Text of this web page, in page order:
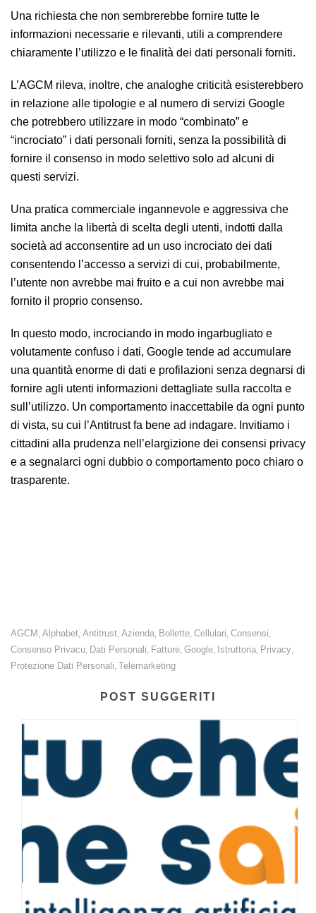
Una richiesta che non sembrerebbe fornire tutte le
informazioni necessarie e rilevanti, utili a comprendere
chiaramente l’utilizzo e le finalità dei dati personali forniti.
L’AGCM rileva, inoltre, che analoghe criticità esisterebbero
in relazione alle tipologie e al numero di servizi Google
che potrebbero utilizzare in modo “combinato” e
“incrociato” i dati personali forniti, senza la possibilità di
fornire il consenso in modo selettivo solo ad alcuni di
questi servizi.
Una pratica commerciale ingannevole e aggressiva che
limita anche la libertà di scelta degli utenti, indotti dalla
società ad acconsentire ad un uso incrociato dei dati
consentendo l’accesso a servizi di cui, probabilmente,
l’utente non avrebbe mai fruito e a cui non avrebbe mai
fornito il proprio consenso.
In questo modo, incrociando in modo ingarbugliato e
volutamente confuso i dati, Google tende ad accumulare
una quantità enorme di dati e profilazioni senza degnarsi di
fornire agli utenti informazioni dettagliate sulla raccolta e
sull’utilizzo. Un comportamento inaccettabile da ogni punto
di vista, su cui l’Antitrust fa bene ad indagare. Invitiamo i
cittadini alla prudenza nell’elargizione dei consensi privacy
e a segnalarci ogni dubbio o comportamento poco chiaro o
trasparente.
AGCM , Alphabet, Antitrust, Azienda, Bollette, Cellulari, Consensi,
Consenso Privacu, Dati Personali, Fatture, Google, Istruttoria, Privacy,
Protezione Dati Personali, Telemarketing
POST SUGGERITI